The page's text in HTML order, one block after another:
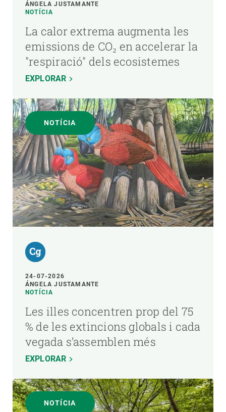
ÁNGELA JUSTAMANTE
NOTÍCIA
La calor extrema augmenta les
emissions de CO₂ en accelerar la
"respiració" dels ecosistemes
EXPLORAR
NOTÍCIA
24-07-2026
ÁNGELA JUSTAMANTE
NOTÍCIA
Les illes concentren prop del 75
% de les extincions globals i cada
vegada s’assemblen més
EXPLORAR
NOTÍCIA